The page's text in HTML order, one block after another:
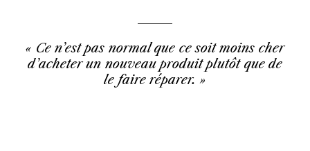
Ce n’est pas normal que ce soit moins cher
d’acheter un nouveau produit plutôt que de
le faire réparer.